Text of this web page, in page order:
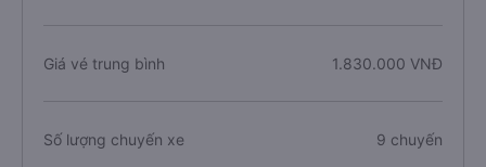
Giá vé trung bình 1.830.000 VNĐ
Số lượng chuyến xe 9 chuyến